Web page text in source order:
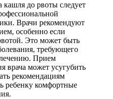
до рвоты следует
Врачи рекомендуют
особенно если
Это может быть
требующего
Прием
врача может усугубить
рекомендациям
ребенку комфортные